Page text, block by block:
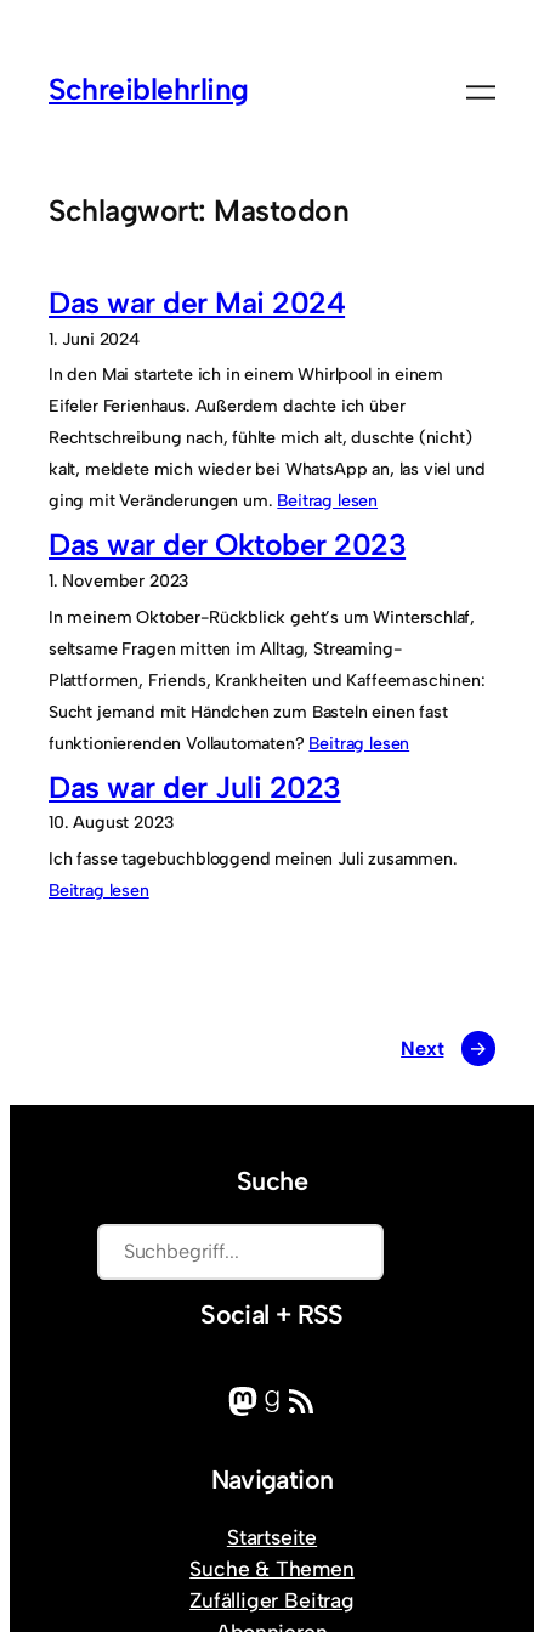
springen
Schreiblehrling
Schlagwort: Mastodon
Das war der Mai 2024
1. Juni 2024
In den Mai startete ich in einem Whirlpool in einem
Eifeler Ferienhaus. Außerdem dachte ich über
Rechtschreibung nach, fühlte mich alt, duschte (nicht)
kalt, meldete mich wieder bei WhatsApp an, las viel und
ging mit Veränderungen um. Beitrag lesen
Das war der Oktober 2023
1. November 2023
In meinem Oktober-Rückblick geht’s um Winterschlaf,
seltsame Fragen mitten im Alltag, Streaming-
Plattformen, Friends, Krankheiten und Kaffeemaschinen:
Sucht jemand mit Händchen zum Basteln einen fast
funktionierenden Vollautomaten? Beitrag lesen
Das war der Juli 2023
10. August 2023
Ich fasse tagebuchbloggend meinen Juli zusammen.
Beitrag lesen
Next →
Suche
Social + RSS
Mastodon Goodreads RSS-Feed
Navigation
Startseite
Suche & Themen
Zufälliger Beitrag